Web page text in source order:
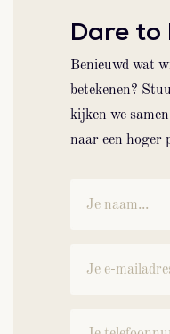
Dare to
Benieuwd wat
betekenen?
kijken we
naar een hoger